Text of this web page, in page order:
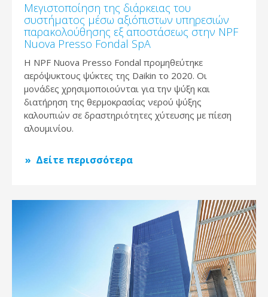
Μεγιστοποίηση της διάρκειας του
συστήματος μέσω αξιόπιστων υπηρεσιών
παρακολούθησης εξ αποστάσεως στην NPF
Nuova Presso Fondal SpA
Η NPF Nuova Presso Fondal προμηθεύτηκε
αερόψυκτους ψύκτες της Daikin το 2020. Οι
μονάδες χρησιμοποιούνται για την ψύξη και
διατήρηση της θερμοκρασίας νερού ψύξης
καλουπιών σε δραστηριότητες χύτευσης με πίεση
αλουμινίου.
Δείτε περισσότερα